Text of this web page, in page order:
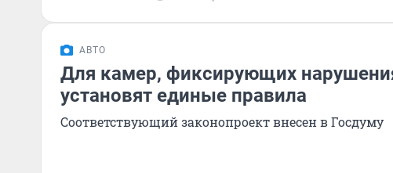
АВТО
Для камер, фиксирующих
установят единые правила
Соответствующий законопроект внесен в Госдуму